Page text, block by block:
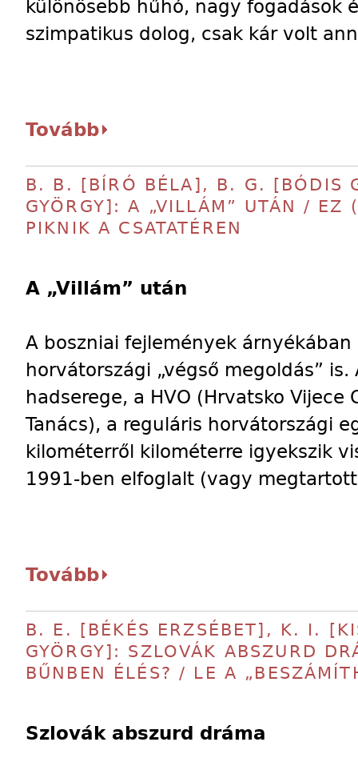
különösebb hűhó, nagy fogadások
szimpatikus dolog, csak kár volt
Tovább
B. B. [BÍRÓ BÉLA], B. G. [BÓDIS
GYÖRGY]: A „VILLÁM” UTÁN / EZ
PIKNIK A CSATATÉREN
A „Villám” után
A boszniai fejlemények
horvátországi „végső megoldás”
hadserege, a HVO (Hrvatsko Vijece
Tanács), a reguláris horvátországi
kilométerről kilométerre igyekszik
1991-ben elfoglalt (vagy
Tovább
B. E. [BÉKÉS ERZSÉBET], K. I.
GYÖRGY]: SZLOVÁK ABSZURD
BŰNBEN ÉLÉS? / LE A
Szlovák abszurd dráma